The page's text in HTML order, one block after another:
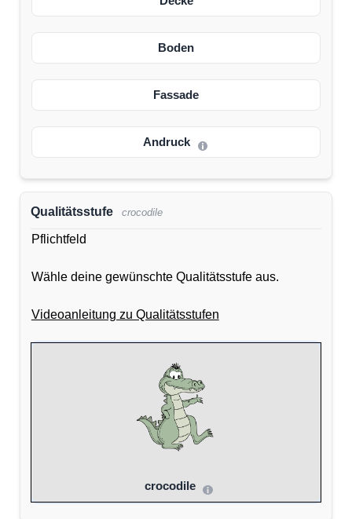
Boden
Fassade
Andruck
Qualitätsstufe crocodile
Pflichtfeld
Wähle deine gewünschte Qualitätsstufe aus.
Videoanleitung zu Qualitätsstufen
crocodile